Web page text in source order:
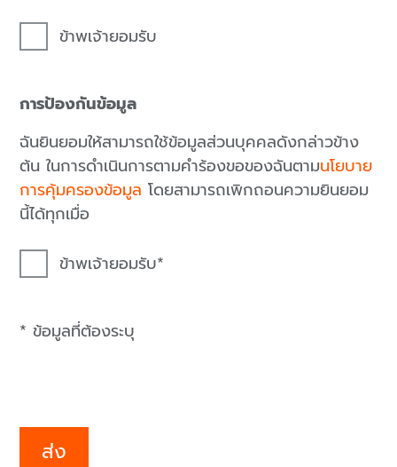
ข้าพเจ้ายอมรับ
การป้องกันข้อมูล
ฉันยินยอมให้สามารถใช้ข้อมูลส่วนบุคคลดังกล่าวข้าง
ต้น ในการดำเนินการตามคำร้องขอของฉันตามนโยบาย
การคุ้มครองข้อมูล โดยสามารถเพิกถอนความยินยอม
นี้ได้ทุกเมื่อ
ข้าพเจ้ายอมรับ
* ข้อมูลที่ต้องระบุ
ส่ง